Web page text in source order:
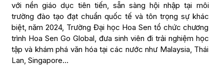
với nền giáo dục tiên tiến, sẵn sàng hội nhập tại môi
trường đào tạo đạt chuẩn quốc tế và tôn trọng sự khác
biệt, năm 2024, Trường Đại học Hoa Sen tổ chức chương
trình Hoa Sen Go Global, đưa sinh viên đi trải nghiệm học
tập và khám phá văn hóa tại các nước như Malaysia, Thái
Lan, Singapore…